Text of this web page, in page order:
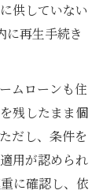
供していない
再生手続き
ムローンも住
残したまま個
だし、条件を
用が認められ
に確認し、依